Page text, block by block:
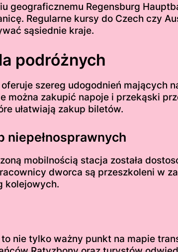
geograficznemu Regensburg
Regularne kursy do Czech czy
sąsiednie kraje.
podróżnych
szereg udogodnień
można zakupić napoje i przekąski
ułatwiają zakup biletów.
niepełnosprawnych
mobilnością stacja została
dworca są przeszkoleni w
kolejowych.
nie tylko ważny punkt na mapie